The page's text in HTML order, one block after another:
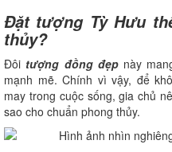
Đặt tượng Tỳ Hưu
thủy?
Đôi tượng đồng đẹpnày
mạnh mẽ. Chính vì vậy, để
may trong cuộc sống, gia chủ
sao cho chuẩn phong thủy.